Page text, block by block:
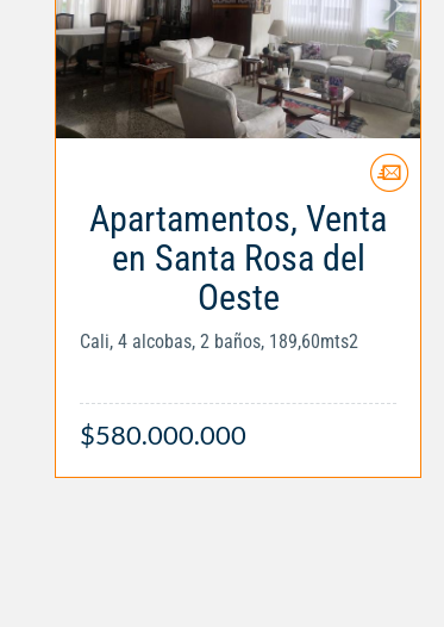
Apartamentos, Venta
en Santa Rosa del
Oeste
Cali, 4 alcobas, 2 baños, 189,60mts2
$580.000.000